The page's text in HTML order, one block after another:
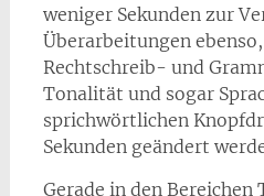
weniger Sekunden zur
Überarbeitungen
Rechtschreib- und
Tonalität und sogar
sprichwörtlichen
Sekunden geändert
Gerade in den